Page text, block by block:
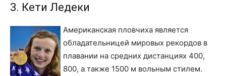
3. Кети Ледеки
Американская пловчиха является
обладательницей мировых рекордов в
плавании на средних дистанциях 400,
800, а также 1500 м вольным стилем.